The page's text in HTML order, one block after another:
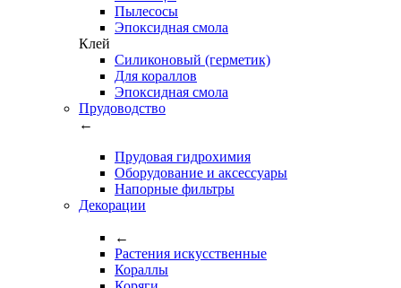
Пылесосы
Эпоксидная смола
Клей
Силиконовый (герметик)
Для кораллов
Эпоксидная смола
Прудоводство
←
Прудовая гидрохимия
Оборудование и аксессуары
Напорные фильтры
Декорации
←
Растения искусственные
Кораллы